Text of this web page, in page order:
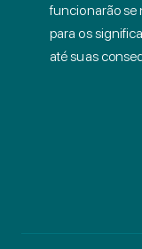
funcionarão se
para os
até suas